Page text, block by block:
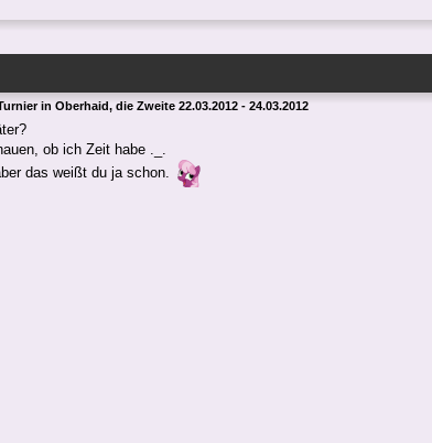
in Oberhaid, die Zweite 22.03.2012 - 24.03.2012
ob ich Zeit habe ._.
das weißt du ja schon.